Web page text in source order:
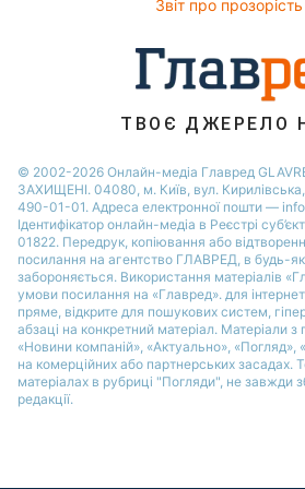
Софія Ротару
Ольга Сумська
Звіт про
ТВОЄ ДЖЕРЕЛО
© 2002-2026 Онлайн-медіа Главред
ЗАХИЩЕНІ. 04080, м. Київ, вул.
490-01-01. Адреса електронної пошти —
Ідентифікатор онлайн-медіа в Реєстрі
01822. Передрук, копіювання або
посилання на агентство ГЛАВРЕД, в будь-
забороняється. Використання матеріалів
умови посилання на «Главред». для
пряме, відкрите для пошукових систем,
абзаці на конкретний матеріал. Матеріали
«Новини компаній», «Актуально», «Погляд»,
на комерційних або партнерських засадах.
матеріалах в рубриці "Погляди", не завжди
редакції.